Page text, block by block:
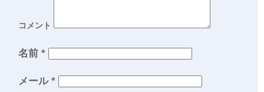
コメント
名前 *
メール *